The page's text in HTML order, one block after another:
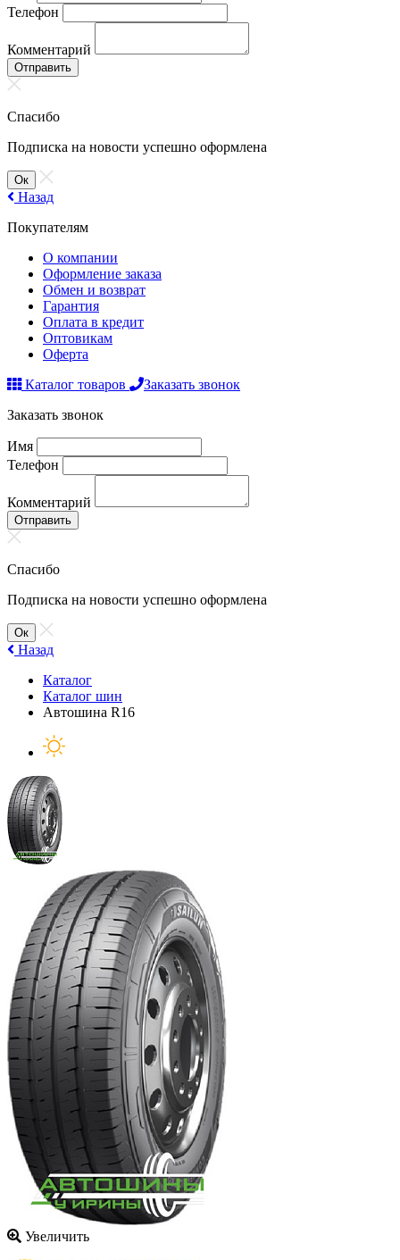
Телефон
Комментарий
Отправить
Спасибо
Подписка на новости успешно оформлена
Ок
Назад
Покупателям
О компании
Оформление заказа
Обмен и возврат
Гарантия
Оплата в кредит
Оптовикам
Оферта
Каталог товаров
Заказать звонок
Заказать звонок
Имя
Телефон
Комментарий
Отправить
Спасибо
Подписка на новости успешно оформлена
Ок
Назад
Каталог
Каталог шин
Автошина R16
Увеличить